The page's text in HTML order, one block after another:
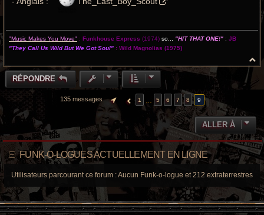
"Music Makes You Move" : Funkhouse Express (1974) so... "HIT THAT ONE!" : JB
"They Call Us Wild But We Got Soul" : Wild Magnolias (1975)
H
a
RÉPONDRE
135 messages PAGE9 SUR
PRÉCÉDENTE
1 5 6 7 8 9
ALLER À
FUNK-O-LOGUES ACTUELLEMENT EN LIGNE
Utilisateurs parcourant ce forum : Aucun Funk-o-logue et 212 extraterrestres